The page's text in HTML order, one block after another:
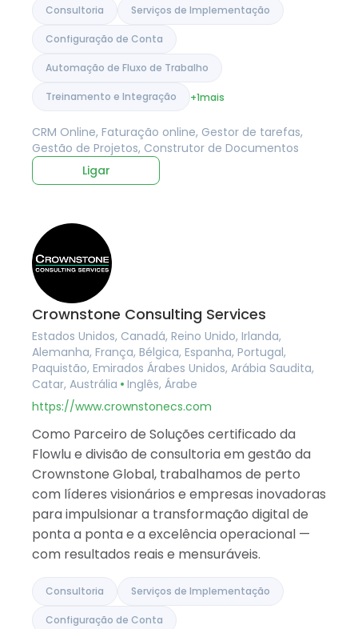
Consultoria Serviços de Implementação
Configuração de Conta
Automação de Fluxo de Trabalho
Treinamento e Integração +1mais
CRM Online, Faturação online, Gestor de tarefas,
Gestão de Projetos, Construtor de Documentos
Ligar
Crownstone Consulting Services
Estados Unidos, Canadá, Reino Unido, Irlanda,
Alemanha, França, Bélgica, Espanha, Portugal,
Paquistão, Emirados Árabes Unidos, Arábia Saudita,
Catar, Austrália
Inglês, Árabe
https://www.crownstonecs.com
Como Parceiro de Soluções certificado da
Flowlu e divisão de consultoria em gestão da
Crownstone Global, trabalhamos de perto
com líderes visionários e empresas inovadoras
para impulsionar a transformação digital de
ponta a ponta e a excelência operacional —
com resultados reais e mensuráveis.
Consultoria Serviços de Implementação
Configuração de Conta